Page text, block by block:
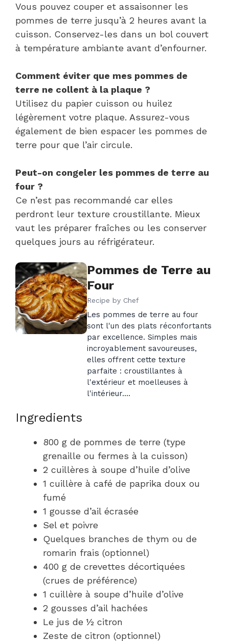
Vous pouvez couper et assaisonner les
pommes de terre jusqu’à 2 heures avant la
cuisson. Conservez-les dans un bol couvert
à température ambiante avant d’enfourner.
Comment éviter que mes pommes de
terre ne collent à la plaque ?
Utilisez du papier cuisson ou huilez
légèrement votre plaque. Assurez-vous
également de bien espacer les pommes de
terre pour que l’air circule.
Peut-on congeler les pommes de terre au
four ?
Ce n’est pas recommandé car elles
perdront leur texture croustillante. Mieux
vaut les préparer fraîches ou les conserver
quelques jours au réfrigérateur.
Pommes de Terre au
Four
Recipe by Chef
Les pommes de terre au four
sont l'un des plats réconfortants
par excellence. Simples mais
incroyablement savoureuses,
elles offrent cette texture
parfaite : croustillantes à
l'extérieur et moelleuses à
l'intérieur.…
Ingredients
800 g de pommes de terre (type
grenaille ou fermes à la cuisson)
2 cuillères à soupe d’huile d’olive
1 cuillère à café de paprika doux ou
fumé
1 gousse d’ail écrasée
Sel et poivre
Quelques branches de thym ou de
romarin frais (optionnel)
400 g de crevettes décortiquées
(crues de préférence)
1 cuillère à soupe d’huile d’olive
2 gousses d’ail hachées
Le jus de ½ citron
Zeste de citron (optionnel)